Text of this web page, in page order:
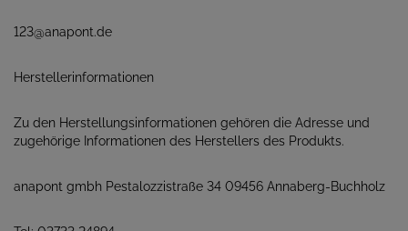
123@anapont.de
Herstellerinformationen
Zu den Herstellungsinformationen gehören die Adresse und
zugehörige Informationen des Herstellers des Produkts.
anapont gmbh Pestalozzistraße 34 09456 Annaberg-Buchholz